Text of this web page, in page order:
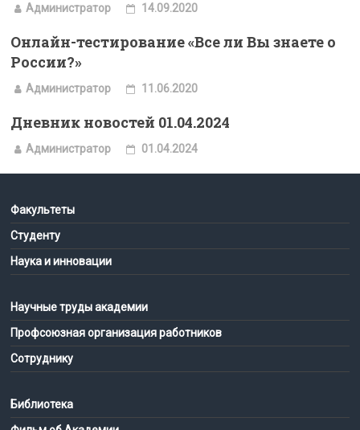
Администратор 14.09.2020
Онлайн-тестирование «Все ли Вы знаете о
России?»
Администратор 11.06.2020
Дневник новостей 01.04.2024
Администратор 01.04.2024
Факультеты
Студенту
Наука и инновации
Научные труды академии
Профсоюзная организация работников
Сотруднику
Библиотека